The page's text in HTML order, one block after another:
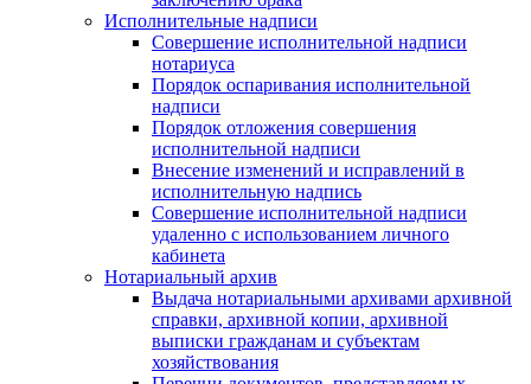
Исполнительные надписи
Совершение исполнительной надписи
нотариуса
Порядок оспаривания исполнительной
надписи
Порядок отложения совершения
исполнительной надписи
Внесение изменений и исправлений в
исполнительную надпись
Совершение исполнительной надписи
удаленно с использованием личного
кабинета
Нотариальный архив
Выдача нотариальными архивами архивной
справки, архивной копии, архивной
выписки гражданам и субъектам
хозяйствования